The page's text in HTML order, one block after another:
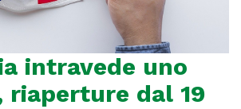
intravede uno
riaperture dal 19